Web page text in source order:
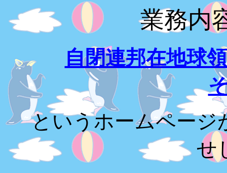
業務内
自閉連邦在地球
というホームページ
せ